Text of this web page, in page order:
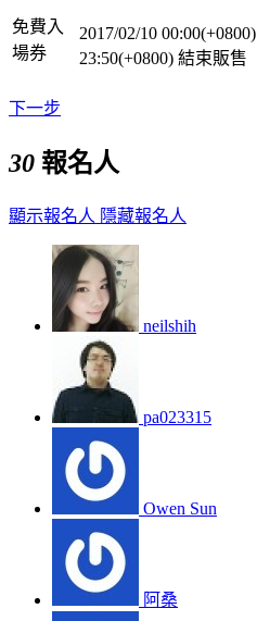
免費入
場券
2017/02/10 00:00(+0800)
23:50(+0800) 結束販售
下一步
30 報名人
顯示報名人 隱藏報名人
neilshih
pa023315
Owen Sun
阿桑